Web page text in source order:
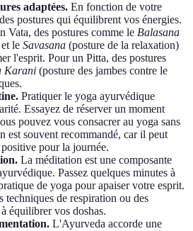
adaptées. En fonction de votre
postures qui équilibrent vos énergies.
Vata, des postures comme le Balasana
le Savasana (posture de la relaxation)
l'esprit. Pour un Pitta, des postures
Karani (posture des jambes contre le
Pratiquer le yoga ayurvédique
Essayez de réserver un moment
pouvez vous consacrer au yoga sans
est souvent recommandé, car il peut
pour la journée.
La méditation est une composante
Passez quelques minutes à
de yoga pour apaiser votre esprit.
techniques de respiration ou des
équilibrer vos doshas.
L'Ayurveda accorde une